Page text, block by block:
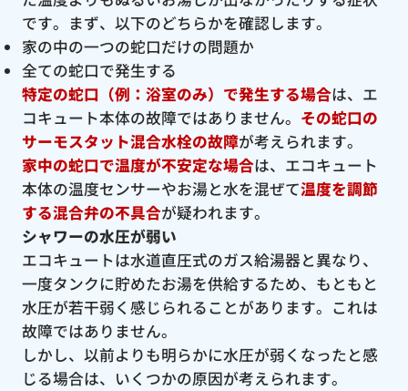
です。まず、以下のどちらかを確認します。
家の中の一つの蛇口だけの問題か
全ての蛇口で発生する
特定の蛇口（例：浴室のみ）で発生する場合は、エ
コキュート本体の故障ではありません。 その蛇口の
サーモスタット混合水栓の故障が考えられます。
家中の蛇口で温度が不安定な場合は、エコキュート
本体の温度センサーやお湯と水を混ぜて温度を調節
する混合弁の不具合が疑われます。
シャワーの水圧が弱い
エコキュートは水道直圧式のガス給湯器と異なり、
一度タンクに貯めたお湯を供給するため、もともと
水圧が若干弱く感じられることがあります。これは
故障ではありません。
しかし、以前よりも明らかに水圧が弱くなったと感
じる場合は、いくつかの原因が考えられます。